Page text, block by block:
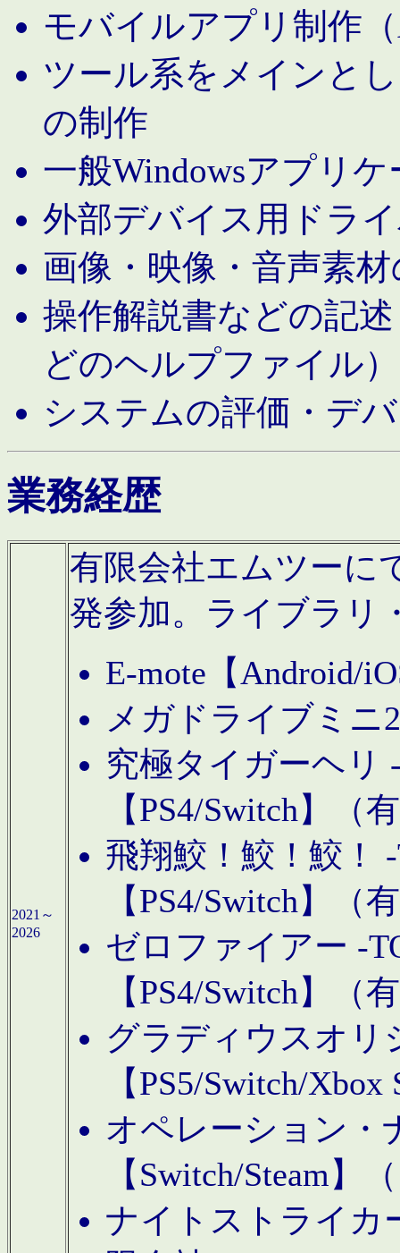
モバイルアプリ制作
ツール系をメインと
の制作
一般Windowsアプリ
外部デバイス用ドラ
画像・映像・音声素
操作解説書などの記
どのヘルプファイル）
システムの評価・デ
業務経歴
2021～
2026
有限会社エムツーに
発参加。ライブラリ
E-mote【Android/
メガドライブミニ
究極タイガーヘリ
【PS4/Switch】（
飛翔鮫！鮫！鮫！
【PS4/Switch】（
ゼロファイアー -
【PS4/Switch】（
グラディウスオリ
【PS5/Switch/
オペレーション・
【Switch/Steam】
ナイトストライカ